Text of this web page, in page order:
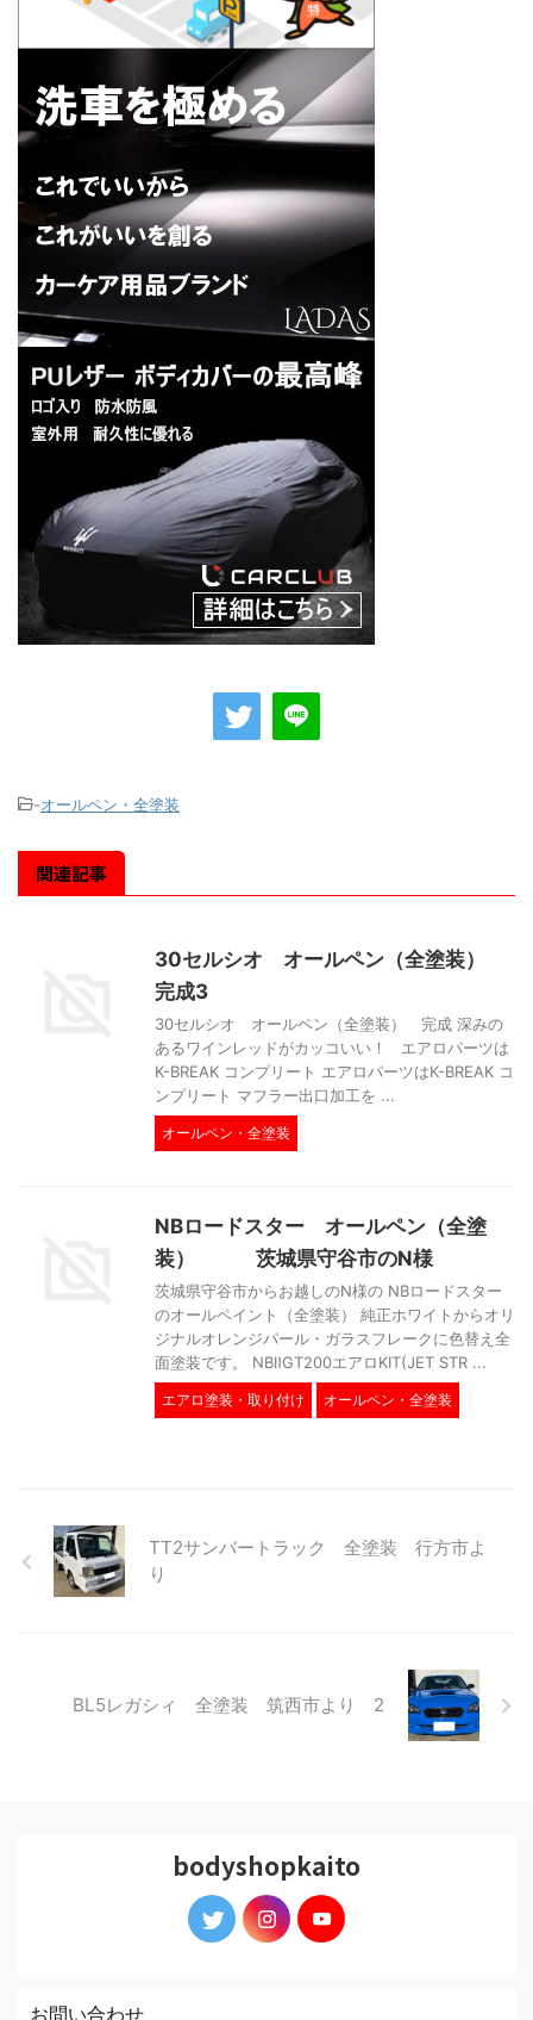
-オールペン・全塗装
関連記事
30セルシオ オールペン（全塗装）
完成3
30セルシオ オールペン（全塗装） 完成 深みの
あるワインレッドがカッコいい！ エアロパーツは
K-BREAK コンプリート エアロパーツはK-BREAK コ
ンプリート マフラー出口加工を ...
オールペン・全塗装
NBロードスター オールペン（全塗
装） 茨城県守谷市のN様
茨城県守谷市からお越しのN様の NBロードスター
のオールペイント（全塗装） 純正ホワイトからオリ
ジナルオレンジパール・ガラスフレークに色替え全
面塗装です。 NBⅡGT200エアロKIT(JET STR ...
エアロ塗装・取り付け オールペン・全塗装
TT2サンバートラック 全塗装 行方市よ
り
BL5レガシィ 全塗装 筑西市より 2
bodyshopkaito
お問い合わせ